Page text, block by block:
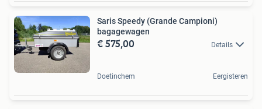
Saris Speedy (Grande Campioni)
bagagewagen
€ 575,00 Details
Doetinchem Eergisteren